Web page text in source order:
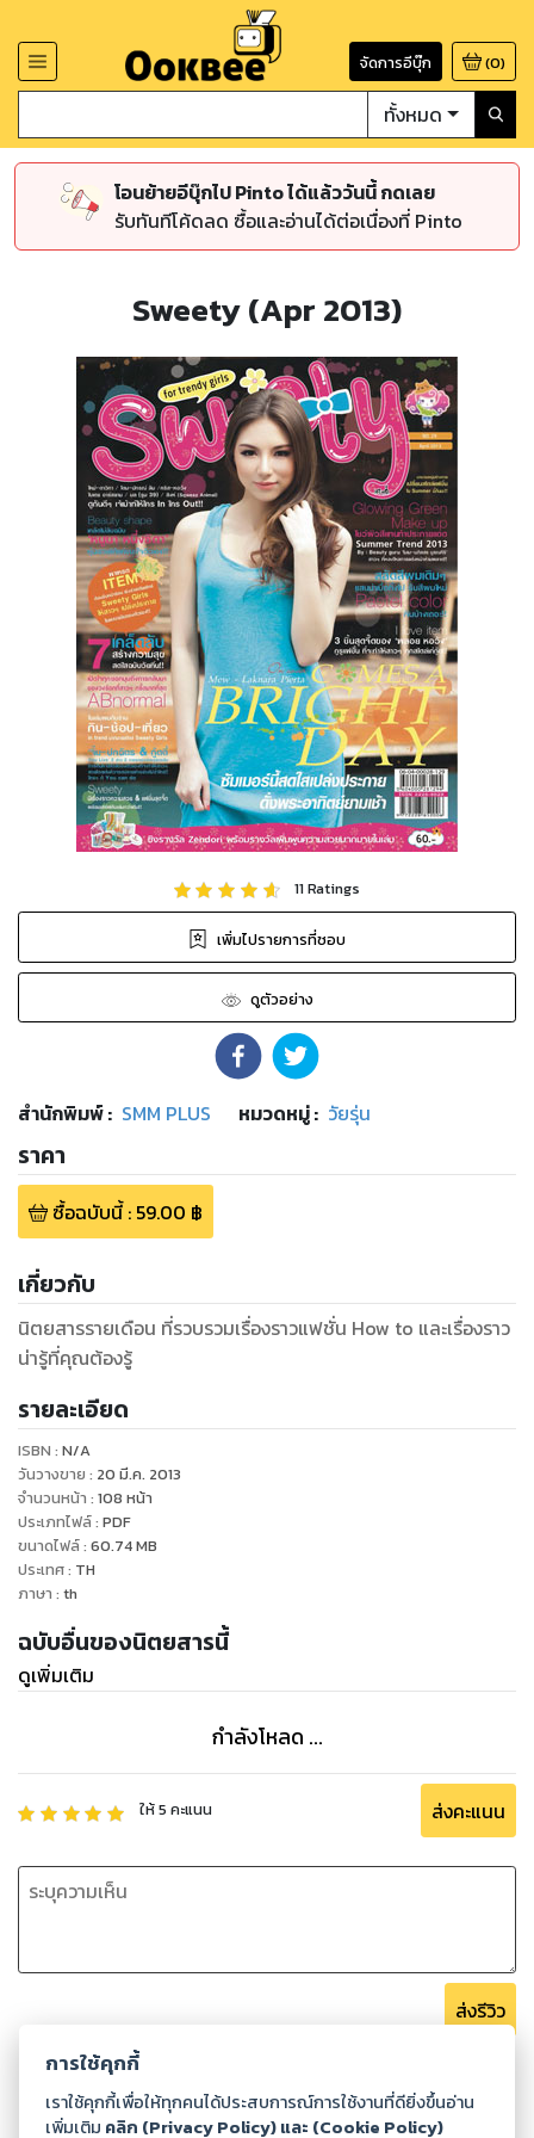
จัดการอีบุ๊ก (0)
ทั้งหมด
โอนย้ายอีบุ๊กไป Pinto ได้แล้ววันนี้ กดเลย
รับทันทีโค้ดลด ซื้อและอ่านได้ต่อเนื่องที่ Pinto
Sweety (Apr 2013)
11Ratings
เพิ่มไปรายการที่ชอบ
ดูตัวอย่าง
สำนักพิมพ์: SMM PLUS หมวดหมู่: วัยรุ่น
ราคา
ซื้อฉบับนี้: 59.00 ฿
เกี่ยวกับ
นิตยสารรายเดือน ที่รวบรวมเรื่องราวแฟชั่น How to และเรื่องราว
น่ารู้ที่คุณต้องรู้
รายละเอียด
ISBN : N/A
วันวางขาย : 20 มี.ค. 2013
จำนวนหน้า : 108 หน้า
ประเภทไฟล์: PDF
ขนาดไฟล์: 60.74MB
ประเทศ: TH
ภาษา : th
ฉบับอื่นของนิตยสารนี้
ดูเพิ่มเติม
กำลังโหลด ...
ให้5 คะแนน ส่งคะแนน
ส่งรีวิว
การใช้คุกกี้
เราใช้คุกกี้เพื่อให้ทุกคนได้ประสบการณ์การใช้งานที่ดียิ่งขึ้นอ่าน
เพิ่มเติม คลิก (Privacy Policy) และ (Cookie Policy)